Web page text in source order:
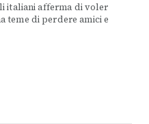
italiani afferma di voler
teme di perdere amici e